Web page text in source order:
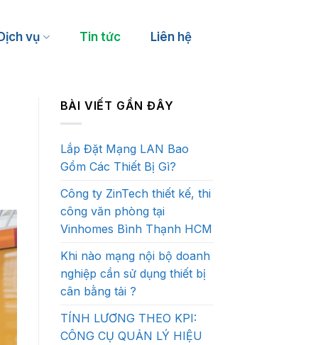
Nhà hàng, Café, Bar
Khách sạn, Nhà nghỉ Golf 3D
vụ Tin tức Liên hệ
BÀI VIẾT GẦN ĐÂY
Lắp Đặt Mạng LAN Bao
Gồm Các Thiết Bị Gì?
Công ty ZinTech thiết kế, thi
công văn phòng tại
Vinhomes Bình Thạnh HCM
Khi nào mạng nội bộ doanh
nghiệp cần sử dụng thiết bị
cân bằng tải ?
TÍNH LƯƠNG THEO KPI:
CÔNG CỤ QUẢN LÝ HIỆU